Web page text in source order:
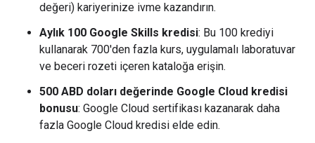
değeri) kariyerinize ivme kazandırın.
Aylık 100 Google Skills kredisi: Bu 100 krediyi
kullanarak 700'den fazla kurs, uygulamalı laboratuvar
ve beceri rozeti içeren kataloğa erişin.
500 ABD doları değerinde Google Cloud kredisi
bonusu: Google Cloud sertifikası kazanarak daha
fazla Google Cloud kredisi elde edin.